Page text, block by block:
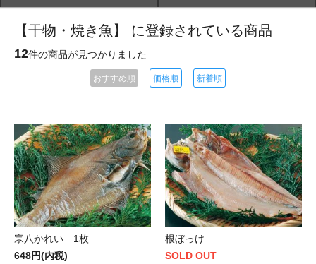
【干物・焼き魚】 に登録されている商品
12件の商品が見つかりました
おすすめ順 価格順 新着順
宗八かれい 1枚
648円(内税)
根ぼっけ
SOLD OUT